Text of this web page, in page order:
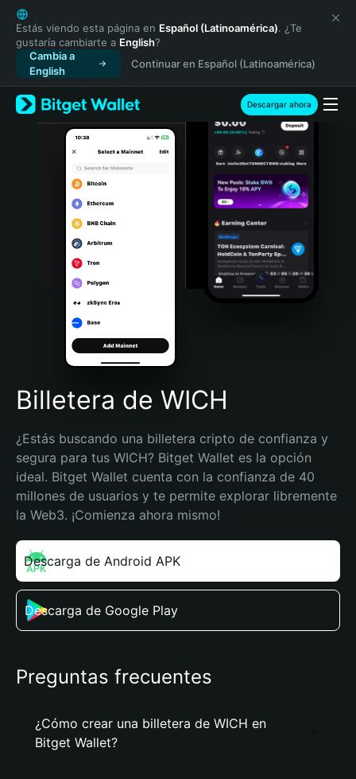
English
日本語
Tiếng Việt
Русский
Español (Latinoamérica)
Türkçe
Italiano
Português (Portugal)
Bahasa Indonesia
Português (Brasil)
Español (Argentina)
Estás viendo esta página en Español (Latinoamérica). ¿Te
gustaría cambiarte a English?
Cambia a
English
Continuar en Español (Latinoamérica)
Descargar ahora
Billetera de WICH
¿Estás buscando una billetera cripto de confianza y
segura para tus WICH? Bitget Wallet es la opción
ideal. Bitget Wallet cuenta con la confianza de 40
millones de usuarios y te permite explorar libremente
la Web3. ¡Comienza ahora mismo!
Descarga de Android APK
Descarga de Google Play
Preguntas frecuentes
¿Cómo crear una billetera de WICH en
Bitget Wallet?